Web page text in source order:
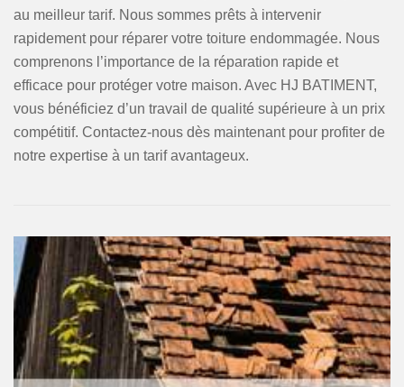
au meilleur tarif. Nous sommes prêts à intervenir
rapidement pour réparer votre toiture endommagée. Nous
comprenons l’importance de la réparation rapide et
efficace pour protéger votre maison. Avec HJ BATIMENT,
vous bénéficiez d’un travail de qualité supérieure à un prix
compétitif. Contactez-nous dès maintenant pour profiter de
notre expertise à un tarif avantageux.